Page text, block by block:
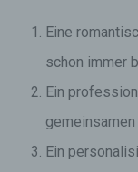
Eine
schon immer
Ein
Ein